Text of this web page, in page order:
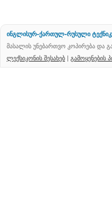
ინგლისურ-ქართულ-რუსული
მასალის უნებართვო კოპირება და
ლექსიკონის შესახებ | გამოყენების